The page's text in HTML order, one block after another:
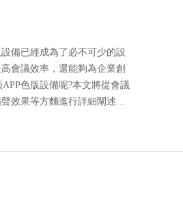
備已經成為了必不可少的設
會議效率，還能夠為企業創
色版設備呢?本文將從會議
效果等方麵進行詳細闡述…